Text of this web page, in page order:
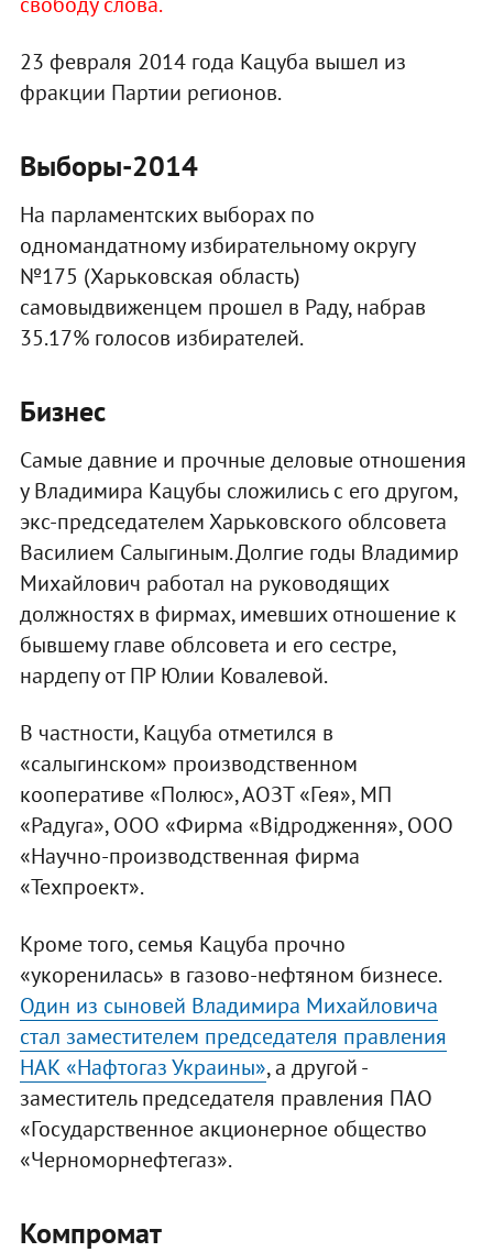
23 февраля 2014 года Кацуба вышел из
фракции Партии регионов.
Выборы-2014
На парламентских выборах по
одномандатному избирательному округу
№175 (Харьковская область)
самовыдвиженцем прошел в Раду, набрав
35.17% голосов избирателей.
Бизнес
Самые давние и прочные деловые отношения
у Владимира Кацубы сложились с его другом,
экс-председателем Харьковского облсовета
Василием Салыгиным. Долгие годы Владимир
Михайлович работал на руководящих
должностях в фирмах, имевших отношение к
бывшему главе облсовета и его сестре,
нардепу от ПР Юлии Ковалевой.
В частности, Кацуба отметился в
«салыгинском» производственном
кооперативе «Полюс», АОЗТ «Гея», МП
«Радуга», ООО «Фирма «Відродження», ООО
«Научно-производственная фирма
«Техпроект».
Кроме того, семья Кацуба прочно
«укоренилась» в газово-нефтяном бизнесе.
Один из сыновей Владимира Михайловича
стал заместителем председателя правления
НАК «Нафтогаз Украины», а другой -
заместитель председателя правления ПАО
«Государственное акционерное общество
«Черноморнефтегаз».
Компромат